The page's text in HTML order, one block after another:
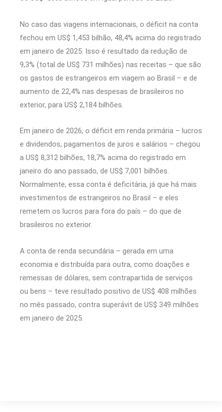
No caso das viagens internacionais, o déficit na conta
fechou em US$ 1,453 bilhão, 48,4% acima do registrado
em janeiro de 2025. Isso é resultado da redução de
9,3% (total de US$ 731 milhões) nas receitas – que são
os gastos de estrangeiros em viagem ao Brasil – e de
aumento de 22,4% nas despesas de brasileiros no
exterior, para US$ 2,184 bilhões.
Em janeiro de 2026, o déficit em renda primária – lucros
e dividendos, pagamentos de juros e salários – chegou
a US$ 8,312 bilhões, 18,7% acima do registrado em
janeiro do ano passado, de US$ 7,001 bilhões.
Normalmente, essa conta é deficitária, já que há mais
investimentos de estrangeiros no Brasil – e eles
remetem os lucros para fora do país – do que de
brasileiros no exterior.
A conta de renda secundária – gerada em uma
economia e distribuída para outra, como doações e
remessas de dólares, sem contrapartida de serviços
ou bens – teve resultado positivo de US$ 408 milhões
no mês passado, contra superávit de US$ 349 milhões
em janeiro de 2025.